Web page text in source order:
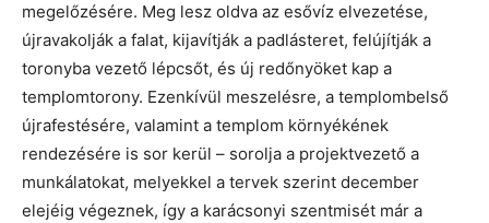
megelőzésére. Meg lesz oldva az esővíz elvezetése,
újravakolják a falat, kijavítják a padlásteret, felújítják a
toronyba vezető lépcsőt, és új redőnyöket kap a
templomtorony. Ezenkívül meszelésre, a templombelső
újrafestésére, valamint a templom környékének
rendezésére is sor kerül – sorolja a projektvezető a
munkálatokat, melyekkel a tervek szerint december
elejéig végeznek, így a karácsonyi szentmisét már a